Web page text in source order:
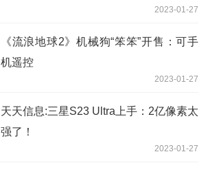
2023-01-27
《流浪地球2》机械狗“笨笨”开售：可手
机遥控
2023-01-27
天天信息:三星S23 Ultra上手：2亿像素太
强了！
2023-01-27